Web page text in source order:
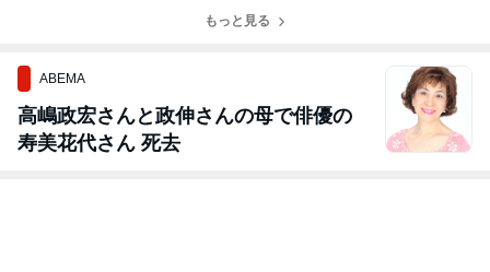
もっと見る
ABEMA
高嶋政宏さんと政伸さんの母で俳優の
寿美花代さん 死去